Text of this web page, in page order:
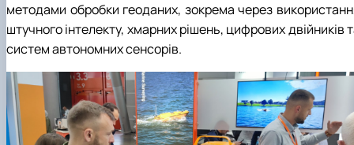
методами обробки геоданих, зокрема через
штучного інтелекту, хмарних рішень, цифрових двійників
систем автономних сенсорів.